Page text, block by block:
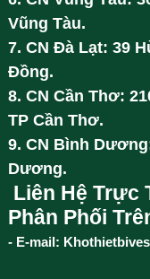
Vũng Tàu.
7. CN Đà Lạt: 39
Đồng.
8. CN Cần Thơ:
TP Cần Thơ.
9. CN Bình
Dương.
Liên Hệ Trực
Phân Phối
- E-mail: